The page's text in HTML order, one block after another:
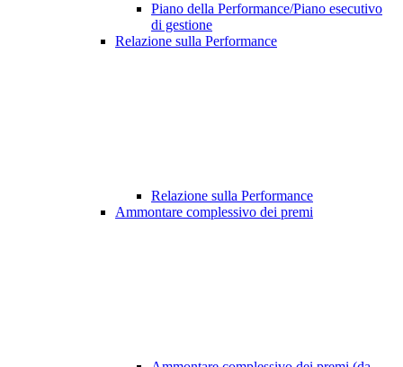
Piano della Performance/Piano esecutivo
di gestione
Relazione sulla Performance
Relazione sulla Performance
Ammontare complessivo dei premi